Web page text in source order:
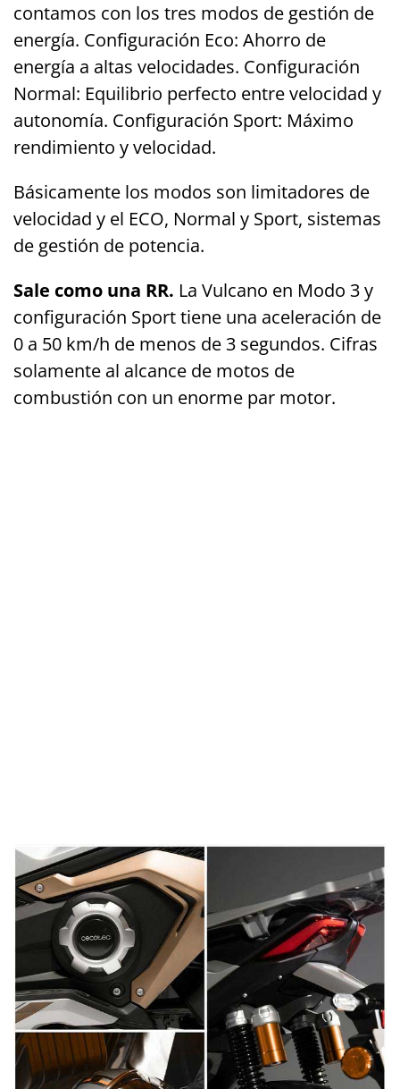
contamos con los tres modos de gestión de
energía. Configuración Eco: Ahorro de
energía a altas velocidades. Configuración
Normal: Equilibrio perfecto entre velocidad y
autonomía. Configuración Sport: Máximo
rendimiento y velocidad.
Básicamente los modos son limitadores de
velocidad y el ECO, Normal y Sport, sistemas
de gestión de potencia.
Sale como una RR. La Vulcano en Modo 3 y
configuración Sport tiene una aceleración de
0 a 50 km/h de menos de 3 segundos. Cifras
solamente al alcance de motos de
combustión con un enorme par motor.